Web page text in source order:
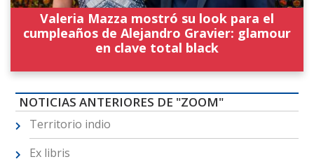
Valeria Mazza mostró su look para el
cumpleaños de Alejandro Gravier: glamour
en clave total black
NOTICIAS ANTERIORES DE "ZOOM"
Territorio indio
Ex libris